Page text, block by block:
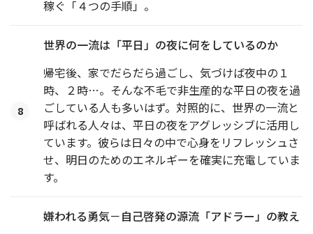
稼ぐ「４つの手順」。
8
世界の一流は「平日」の夜に何をしているのか
帰宅後、家でだらだら過ごし、気づけば夜中の１
時、２時…。そんな不毛で非生産的な平日の夜を過
ごしている人も多いはず。対照的に、世界の一流と
呼ばれる人々は、平日の夜をアグレッシブに活用し
ています。彼らは日々の中で心身をリフレッシュさ
せ、明日のためのエネルギーを確実に充電していま
す。
嫌われる勇気－自己啓発の源流「アドラー」の教え